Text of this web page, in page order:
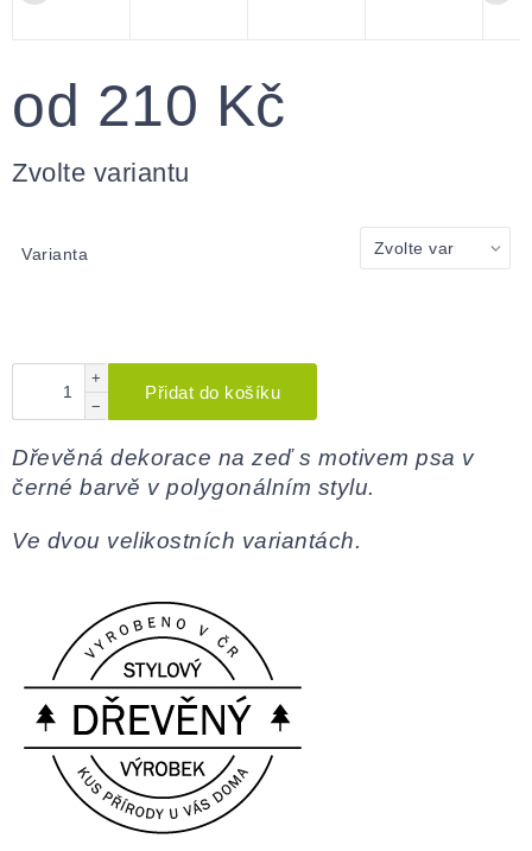
od 210 Kč
cena:
Zvolte variantu
Varianta
+
−
Přidat do košíku
Dřevěná dekorace na zeď s motivem psa v
černé barvě v polygonálním stylu.
Ve dvou velikostních variantách.